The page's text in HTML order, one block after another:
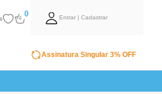
0 Entrar | Cadastrar
Assinatura Singular 3% OFF